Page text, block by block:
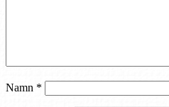
Namn *